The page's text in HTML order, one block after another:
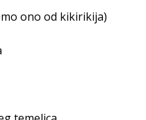
ono od kikirikija)